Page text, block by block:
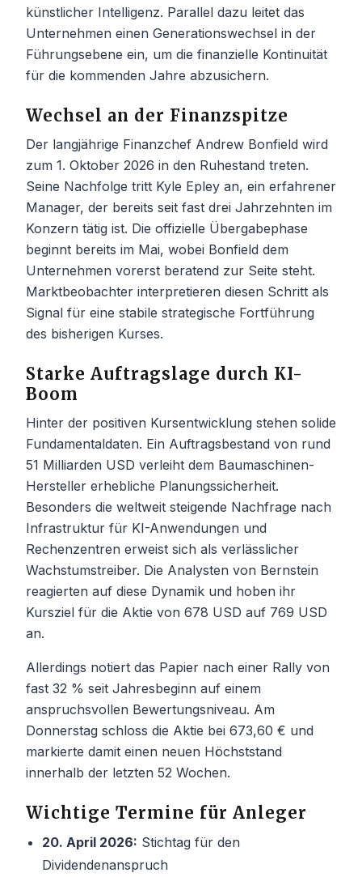
künstlicher Intelligenz. Parallel dazu leitet das
Unternehmen einen Generationswechsel in der
Führungsebene ein, um die finanzielle Kontinuität
für die kommenden Jahre abzusichern.
Wechsel an der Finanzspitze
Der langjährige Finanzchef Andrew Bonfield wird
zum 1. Oktober 2026 in den Ruhestand treten.
Seine Nachfolge tritt Kyle Epley an, ein erfahrener
Manager, der bereits seit fast drei Jahrzehnten im
Konzern tätig ist. Die offizielle Übergabephase
beginnt bereits im Mai, wobei Bonfield dem
Unternehmen vorerst beratend zur Seite steht.
Marktbeobachter interpretieren diesen Schritt als
Signal für eine stabile strategische Fortführung
des bisherigen Kurses.
Starke Auftragslage durch KI-
Boom
Hinter der positiven Kursentwicklung stehen solide
Fundamentaldaten. Ein Auftragsbestand von rund
51 Milliarden USD verleiht dem Baumaschinen-
Hersteller erhebliche Planungssicherheit.
Besonders die weltweit steigende Nachfrage nach
Infrastruktur für KI-Anwendungen und
Rechenzentren erweist sich als verlässlicher
Wachstumstreiber. Die Analysten von Bernstein
reagierten auf diese Dynamik und hoben ihr
Kursziel für die Aktie von 678 USD auf 769 USD
an.
Allerdings notiert das Papier nach einer Rally von
fast 32 % seit Jahresbeginn auf einem
anspruchsvollen Bewertungsniveau. Am
Donnerstag schloss die Aktie bei 673,60 € und
markierte damit einen neuen Höchststand
innerhalb der letzten 52 Wochen.
Wichtige Termine für Anleger
20. April 2026: Stichtag für den
Dividendenanspruch